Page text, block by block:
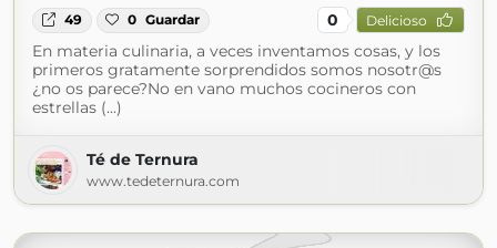
49 0 Guardar 0 Delicioso
En materia culinaria, a veces inventamos cosas, y los
primeros gratamente sorprendidos somos nosotr@s
¿no os parece?No en vano muchos cocineros con
estrellas (...)
Té de Ternura
www.tedeternura.com